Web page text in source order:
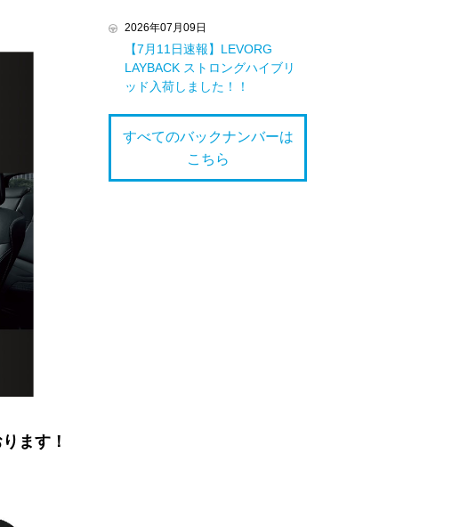
ます！
2026年07月09日
【7月11日速報】LEVORG
LAYBACK ストロングハイブリ
ッド入荷しました！！
すべてのバックナンバーは
こちら